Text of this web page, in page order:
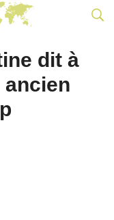
dit à
ancien